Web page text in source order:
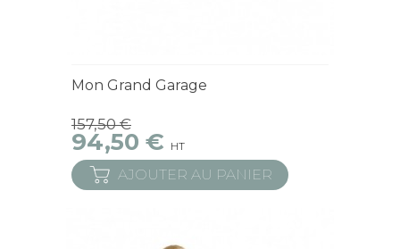
Mon Grand Garage
157,50 €
94,50 € HT
AJOUTER AU PANIER